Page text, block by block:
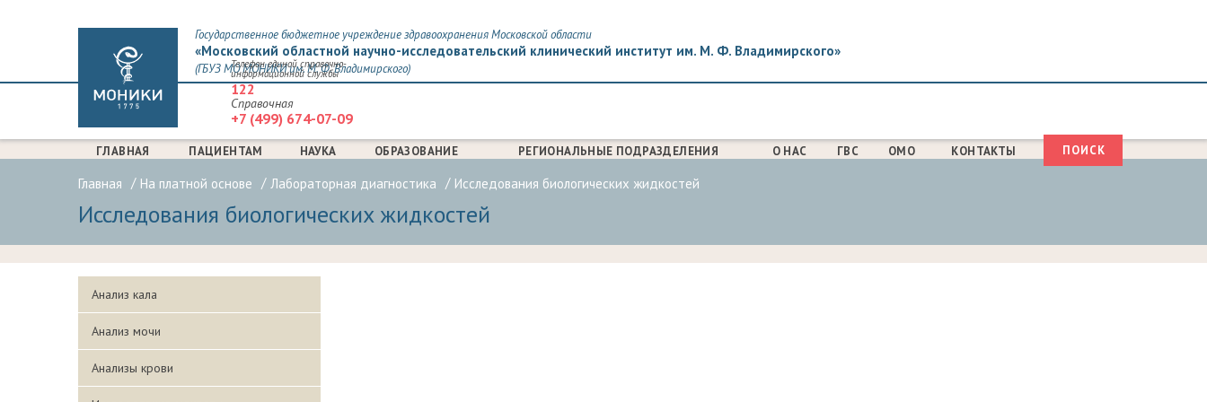
Государственное бюджетное учреждение здравоохранения Московской области
«Московский областной научно-исследовательский клинический институт им. М. Ф. Владимирского»
(ГБУЗ МО МОНИКИ им. М. Ф. Владимирского)
Телефон единой справочно-
информационной службы
122
Справочная
+7 (499) 674-07-09
ГЛАВНАЯ ПАЦИЕНТАМ НАУКА ОБРАЗОВАНИЕ РЕГИОНАЛЬНЫЕ ПОДРАЗДЕЛЕНИЯ О НАС ГВС ОМО КОНТАКТЫ
ФОРМА
Поиск
Главная На платной основе Лабораторная диагностика Исследования биологических жидкостей
Исследования биологических жидкостей
Анализ кала
Анализ мочи
Анализы крови